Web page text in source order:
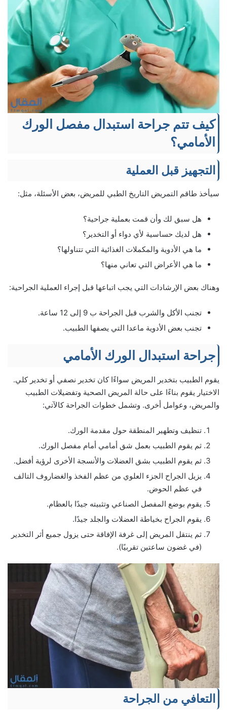
كيف تتم جراحة استبدال مفصل الورك
الأمامي؟
التجهيز قبل العملية
سيأخذ طاقم التمريض التاريخ الطبي للمريض، بعض الأسئلة، مثل:
هل سبق لك وأن قمت بعملية جراحية؟
هل لديك حساسية لأي دواء أو التخدير؟
ما هي الأدوية والمكملات الغذائية التي تتناولها؟
ما هي الأعراض التي تعاني منها؟
وهناك بعض الإرشادات التي يجب اتباعها قبل إجراء العملية الجراحية:
تجنب الأكل والشرب قبل الجراحة ب 9 إلى 12 ساعة.
تجنب بعض الأدوية ماعدا التي يصفها الطبيب.
جراحة استبدال الورك الأمامي
يقوم الطبيب بتخدير المريض سواءًا كان تخدير نصفي أو تخدير كلي.
الاختيار يقوم بناءًا على حالة المريض الصحية وتفضيلات الطبيب
والمريض، وعوامل أخرى. وتشمل خطوات الجراحة كالآتي:
تنظيف وتطهير المنطقة حول مقدمة الورك.
ثم يقوم الطبيب بعمل شق أمامي أمام مفصل الورك.
ثم يقوم الطبيب بشق العضلات والأنسجة الأخرى لرؤية أفضل.
يزيل الجراح الجزء العلوي من عظم الفخذ والغضاروف التالف
في عظم الحوض.
يقوم بوضع المفصل الصناعي وتثبيته جيدًا بالعظام.
يقوم الجراح بخياطة العضلات والجلد جيدًا.
ثم ينتقل المريض إلى غرفة الإفاقة حتى يزول جميع أثر التخدير
(في غضون ساعتين تقربيًا).
التعافي من الجراحة